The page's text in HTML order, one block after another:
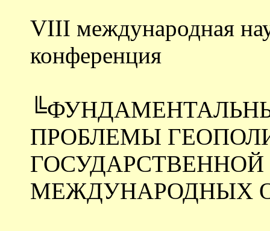
VIII международная
конференция
ПРОБЛЕМЫ
МЕЖДУНАРОДНЫХ